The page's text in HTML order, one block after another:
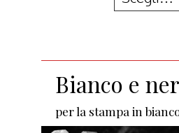
Pigmenti di
per la stampa in